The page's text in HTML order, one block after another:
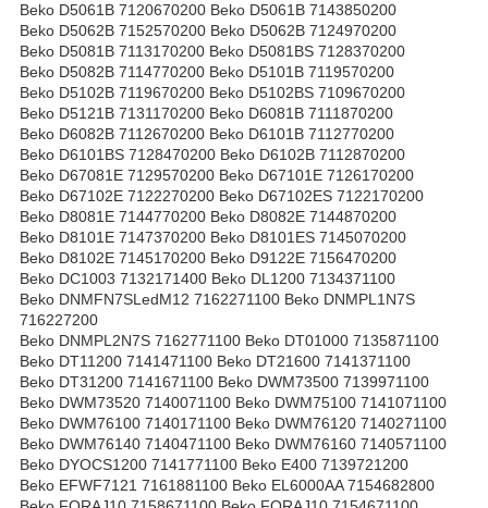
Beko D5061B 7120670200 Beko D5061B 7143850200
Beko D5062B 7152570200 Beko D5062B 7124970200
Beko D5081B 7113170200 Beko D5081BS 7128370200
Beko D5082B 7114770200 Beko D5101B 7119570200
Beko D5102B 7119670200 Beko D5102BS 7109670200
Beko D5121B 7131170200 Beko D6081B 7111870200
Beko D6082B 7112670200 Beko D6101B 7112770200
Beko D6101BS 7128470200 Beko D6102B 7112870200
Beko D67081E 7129570200 Beko D67101E 7126170200
Beko D67102E 7122270200 Beko D67102ES 7122170200
Beko D8081E 7144770200 Beko D8082E 7144870200
Beko D8101E 7147370200 Beko D8101ES 7145070200
Beko D8102E 7145170200 Beko D9122E 7156470200
Beko DC1003 7132171400 Beko DL1200 7134371100
Beko DNMFN7SLedM12 7162271100 Beko DNMPL1N7S
716227200
Beko DNMPL2N7S 7162771100 Beko DT01000 7135871100
Beko DT11200 7141471100 Beko DT21600 7141371100
Beko DT31200 7141671100 Beko DWM73500 7139971100
Beko DWM73520 7140071100 Beko DWM75100 7141071100
Beko DWM76100 7140171100 Beko DWM76120 7140271100
Beko DWM76140 7140471100 Beko DWM76160 7140571100
Beko DYOCS1200 7141771100 Beko E400 7139721200
Beko EFWF7121 7161881100 Beko EL6000AA 7154682800